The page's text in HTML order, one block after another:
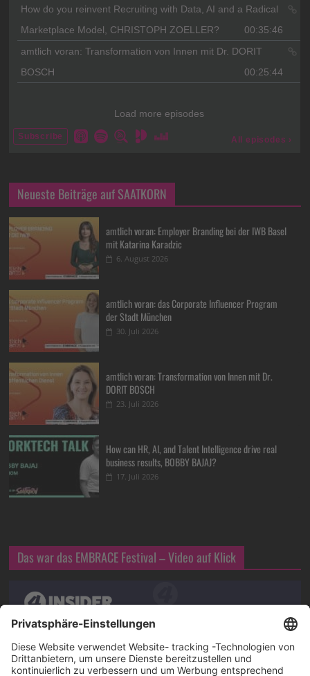
Neueste Beiträge auf SAATKORN
amtlich voran: Employer Branding bei der IWB Basel
mit Katarina Karadzic
6. August 2026
amtlich voran: das Corporate Influencer Program
der Stadt München
30. Juli 2026
amtlich voran: Transformation von Innen mit Dr.
DORIT BOSCH
23. Juli 2026
How can HR, AI, and Talent Intelligence drive real
business results, BOBBY BAJAJ?
17. Juli 2026
Das war das EMBRACE Festival – Video auf Klick